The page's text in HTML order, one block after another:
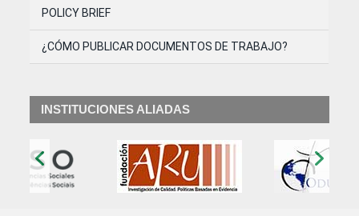
POLICY BRIEF
¿CÓMO PUBLICAR DOCUMENTOS DE TRABAJO?
INSTITUCIONES ALIADAS